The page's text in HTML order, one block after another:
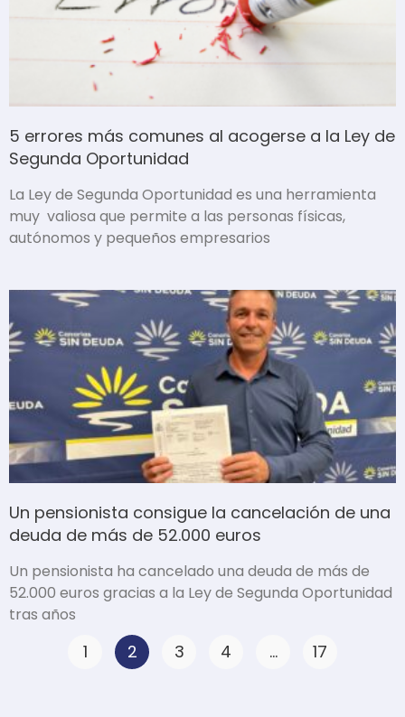
5 errores más comunes al acogerse a la Ley de
Segunda Oportunidad
La Ley de Segunda Oportunidad es una herramienta
muy valiosa que permite a las personas físicas,
autónomos y pequeños empresarios
Un pensionista consigue la cancelación de una
deuda de más de 52.000 euros
Un pensionista ha cancelado una deuda de más de
52.000 euros gracias a la Ley de Segunda Oportunidad
tras años
P1
P
2
P
3
P
4 …
P
17